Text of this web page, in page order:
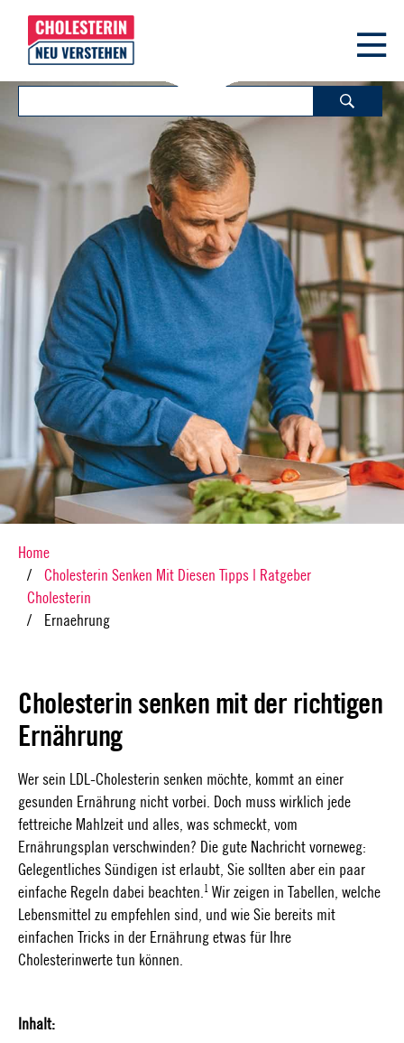
Menu
Zoeken
Home
Cholesterin Senken Mit Diesen Tipps | Ratgeber
Cholesterin
Ernaehrung
Cholesterin senken mit der richtigen
Ernährung
Wer sein LDL-Cholesterin senken möchte, kommt an einer
gesunden Ernährung nicht vorbei. Doch muss wirklich jede
fettreiche Mahlzeit und alles, was schmeckt, vom
Ernährungsplan verschwinden? Die gute Nachricht vorneweg:
Gelegentliches Sündigen ist erlaubt, Sie sollten aber ein paar
einfache Regeln dabei beachten.1 Wir zeigen in Tabellen, welche
Lebensmittel zu empfehlen sind, und wie Sie bereits mit
einfachen Tricks in der Ernährung etwas für Ihre
Cholesterinwerte tun können.
Inhalt: